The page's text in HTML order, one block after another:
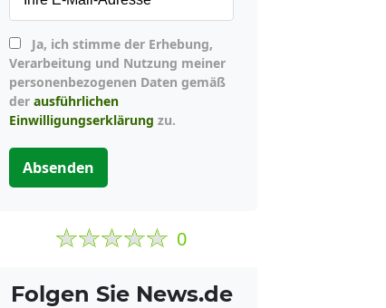
Verarbeitung und Nutzung meiner
personenbezogenen Daten gemäß
der ausführlichen
Einwilligungserklärung zu.
Absenden
0
Folgen Sie News.de